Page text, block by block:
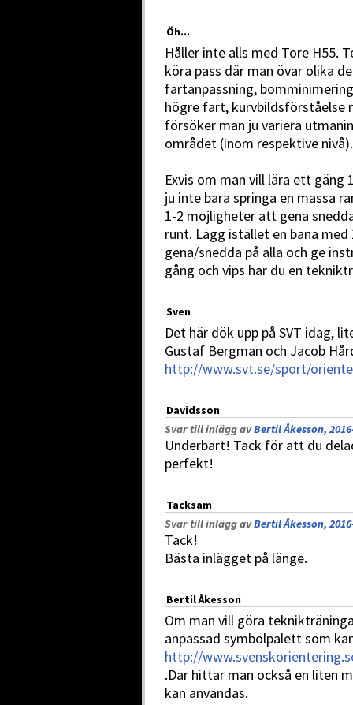
Öh...
Håller inte alls med Tore H55.
köra pass där man övar olika
fartanpassning,
högre fart, kurvbildsförståelse
försöker man ju variera
området (inom respektive nivå).
Exvis om man vill lära ett
ju inte bara springa en massa
1-2 möjligheter att gena
runt. Lägg istället en bana
gena/snedda på alla och ge
gång och vips har du en
Sven
Det här dök upp på SVT idag,
Gustaf Bergman och Jacob
http://www.svt.se/sport/
Davidsson
Svar till inlägg avBertil Åkesson,
Underbart! Tack för att du
perfekt!
Tacksam
Svar till inlägg avBertil Åkesson,
Tack!
Bästa inlägget på länge.
Bertil Åkesson
Om man vill göra
anpassad symbolpalett som
http://
.Där hittar man också en liten
kan användas.